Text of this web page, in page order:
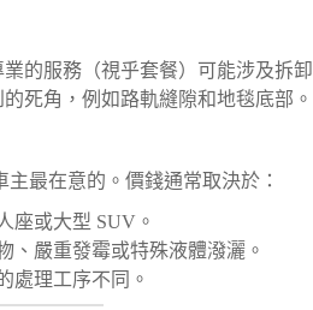
的服務（視乎套餐）可能涉及拆卸
死角，例如路軌縫隙和地毯底部。
主最在意的。價錢通常取決於：
座或大型 SUV。
、嚴重發霉或特殊液體潑灑。
處理工序不同。